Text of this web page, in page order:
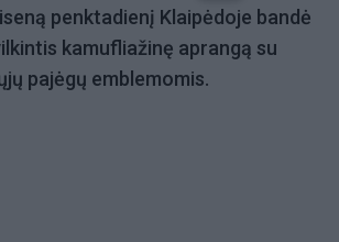
penktadienį Klaipėdoje bandė
kamufliažinę aprangą su
pajėgų emblemomis.